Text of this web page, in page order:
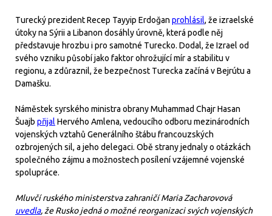
Turecký prezident Recep Tayyip Erdoğan prohlásil, že izraelské
útoky na Sýrii a Libanon dosáhly úrovně, která podle něj
představuje hrozbu i pro samotné Turecko. Dodal, že Izrael od
svého vzniku působí jako faktor ohrožující mír a stabilitu v
regionu, a zdůraznil, že bezpečnost Turecka začíná v Bejrútu a
Damašku.
Náměstek syrského ministra obrany Muhammad Chajr Hasan
Šuajb přijal Hervého Amlena, vedoucího odboru mezinárodních
vojenských vztahů Generálního štábu francouzských
ozbrojených sil, a jeho delegaci. Obě strany jednaly o otázkách
společného zájmu a možnostech posílení vzájemné vojenské
spolupráce.
Mluvčí ruského ministerstva zahraničí Maria Zacharovová
uvedla, že Rusko jedná o možné reorganizaci svých vojenských